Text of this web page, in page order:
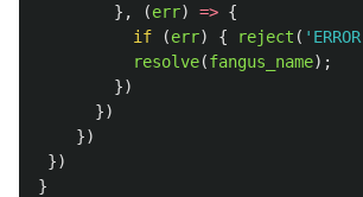
},
(err) => {
if
(err) { reject ( ' ERROR
resolve(fangus_name);
})
})
})
})
}